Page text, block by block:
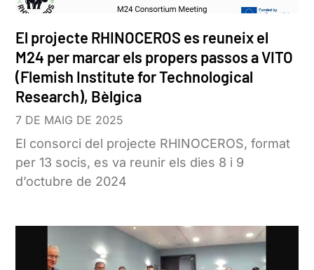
El projecte RHINOCEROS es reuneix el
M24 per marcar els propers passos a VITO
(Flemish Institute for Technological
Research), Bèlgica
7 DE MAIG DE 2025
El consorci del projecte RHINOCEROS, format
per 13 socis, es va reunir els dies 8 i 9
d’octubre de 2024